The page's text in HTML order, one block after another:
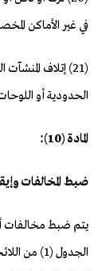
في غير الأماكن
(21) إتلاف
الحدودية أو
المادة (10):
ضبط المخالفات
يتم ضبط مخالفات
الجدول (1)